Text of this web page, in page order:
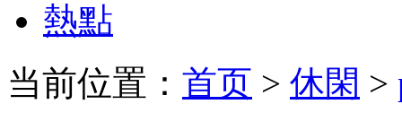
熱點
当前位置： 首页 > 休閑 >